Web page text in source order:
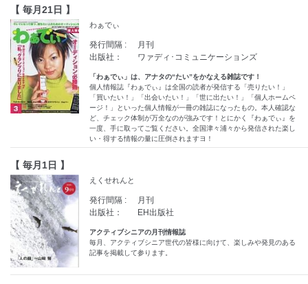
【 毎月21日 】
わぁでぃ
発行間隔 :
月刊
出版社：
ワァディ･コミュニケーションズ
「わぁでぃ」は、アナタの“たい”をかなえる雑誌です！
個人情報誌『わぁでぃ』は全国の読者が発信する「売りたい！」
「買いたい！」「出会いたい！」「世に出たい！」「個人ホームペ
ージ！」といった個人情報が一冊の雑誌になったもの。本人確認な
ど、チェック体制が万全なのが強みです！とにかく『わぁでぃ』を
一度、手に取ってご覧ください。全国津々浦々から発信された楽し
い・得する情報の量に圧倒されますヨ！
【 毎月1日 】
えくせれんと
発行間隔 :
月刊
出版社：
EH出版社
アクティブシニアの月刊情報誌
毎月、アクティブシニア世代の皆様に向けて、楽しみや発見のある
記事を掲載して参ります。